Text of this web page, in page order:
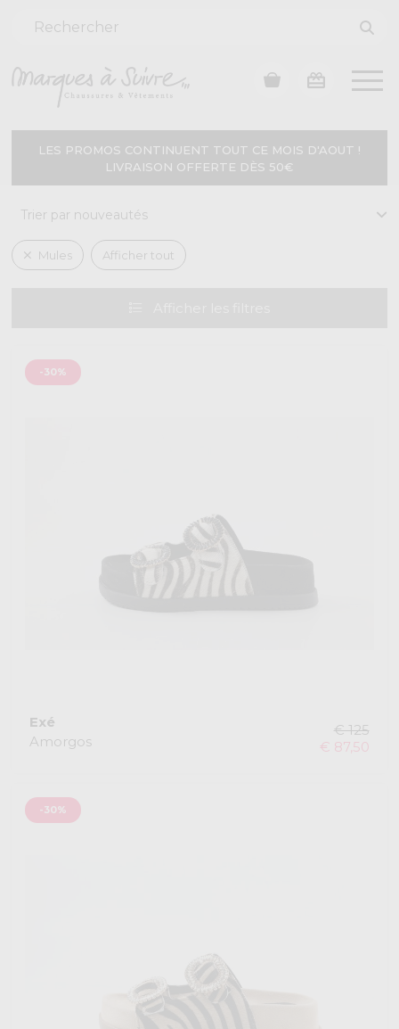
LES PROMOS CONTINUENT TOUT CE MOIS D'AOUT !
LIVRAISON OFFERTE DÈS 50€
Mules Afficher tout
-30%
Exé
Amorgos
€ 125
€ 87,50
-30%